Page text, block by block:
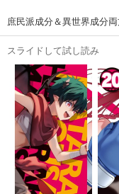
庶民派成分＆異世界成分
スライドして試し読み
あらすじ
はたらく
627円 (税
完結
あらすじ
はたらく
627円 (税